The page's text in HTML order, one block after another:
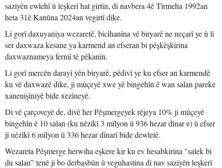
saziyên ewlehî û leşkerî hat girtin, di navbera 4ê Tîrmeha 1992an
heta 31ê Kanûna 2024an vegirtî dike.
Li gorî daxuyaniya wezaretê, bicihanîna vê biryarê ne neçarî ye û li
ser daxwaza kesane ya karmend an efseran bi pêşkêşkirina
daxwaznameya fermî tê pêkanîn.
Li gorî mercên darayî yên biryarê, pêdivî ye ku efser an karmendê
ku vê daxwazê dike, ji mûçeyê xwe yê bingehîn ê wan salan pareke
xanenişîniyê bide xezîneyê.
Di vê çarçoveyê de, divê her Pêşmergeyek rêjeya 10% ji mûçeyê
bingehîn ê 10 salan (ku nêzîkî 3 mîlyon û 936 hezar dînar e) û efser
jî nêzîkî 6 mîlyon û 336 hezar dînarî bide dewletê.
Wezareta Pêşmerge herwiha eşkere kir ku ev hesabkirina "salek bi
du salan" tenê ji bo derbasbûn û veguhastina di nav saziyên leşkerî